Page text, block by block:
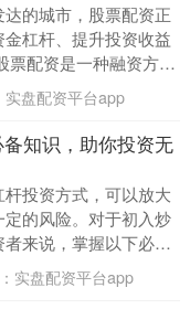
的城市，股票配资正
杠杆、提升投资收益
票配资是一种融资方
配资公司借入资金，用
....
实盘配资平台app
知识，助你投资无
投资方式，可以放大
的风险。对于初入炒
来说，掌握以下必备
杠杆倍数** 杠杆倍数
实盘配资平台app